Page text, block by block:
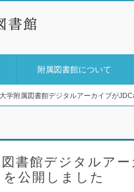
附属図書館について
学附属図書館デジタルアーカイブが
書館デジタルア
公開しました